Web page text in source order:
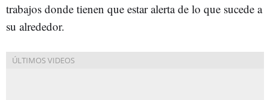
trabajos donde tienen que estar alerta de lo que sucede a
su alrededor.